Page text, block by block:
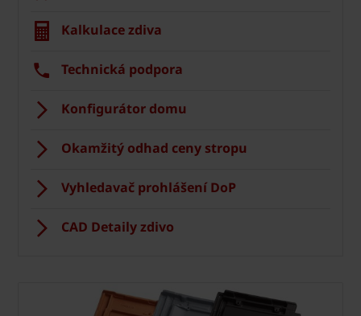
Kalkulace zdiva
Technická podpora
Konfigurátor domu
Okamžitý odhad ceny stropu
Vyhledavač prohlášení DoP
CAD Detaily zdivo